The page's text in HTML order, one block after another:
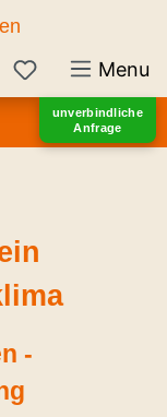
unverbindliche
Anfrage
Menu
-